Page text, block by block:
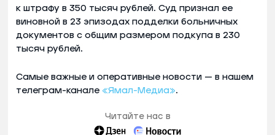
к штрафу в 350 тысяч рублей. Суд признал ее
виновной в 23 эпизодах подделки больничных
документов с общим размером подкупа в 230
тысяч рублей.
Самые важные и оперативные новости — в нашем
телеграм-канале «Ямал-Медиа».
Читайте нас в